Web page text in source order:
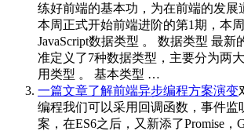
练好前端的基本功，为在前端的发展
本周正式开始前端进阶的第1期，本
JavaScript数据类型 。 数据类型 最新
准定义了7种数据类型，主要分为两
用类型 。 基本类型 …
一篇文章了解前端异步编程方案演变
编程我们可以采用回调函数，事件监
案，在ES6之后，又新添了Promise，